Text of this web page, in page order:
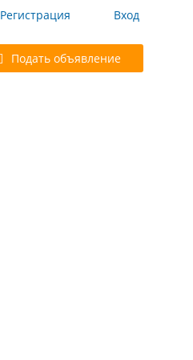
Регистрация Вход
Подать объявление